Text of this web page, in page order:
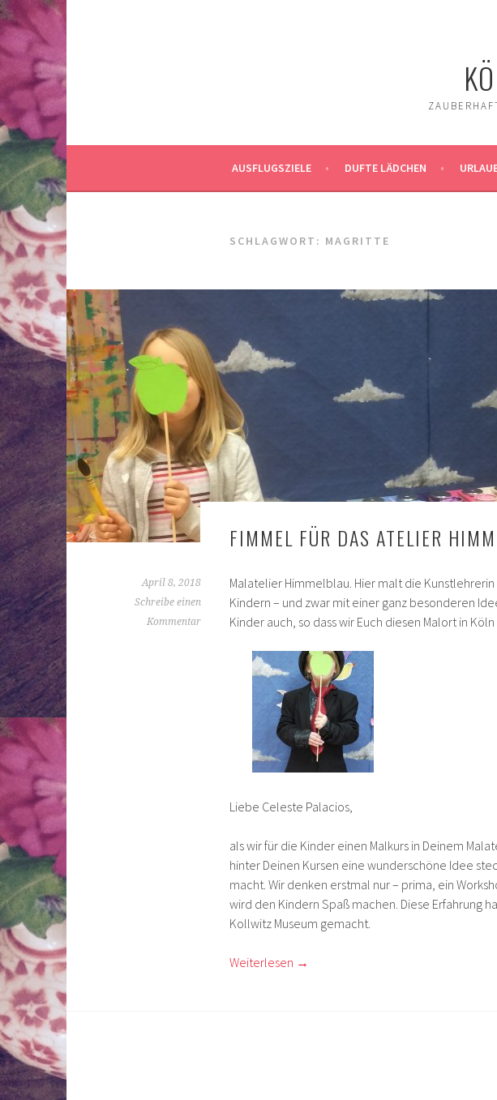
AUSFLUGSZIELE DUFTE LÄDCHEN
SCHLAGWORT: MAGRITTE
FIMMEL FÜR DAS ATELIER
April 8, 2018
Schreibe einen
Kommentar
Malatelier Himmelblau. Hier malt die
Kindern – und zwar mit einer ganz besonderen
Kinder auch, so dass wir Euch diesen Malort in
Liebe Celeste Palacios,
als wir für die Kinder einen Malkurs in Deinem
hinter Deinen Kursen eine wunderschöne Idee
macht. Wir denken erstmal nur – prima, ein
wird den Kindern Spaß machen. Diese Erfahrung
Kollwitz Museum gemacht.
Weiterlesen →